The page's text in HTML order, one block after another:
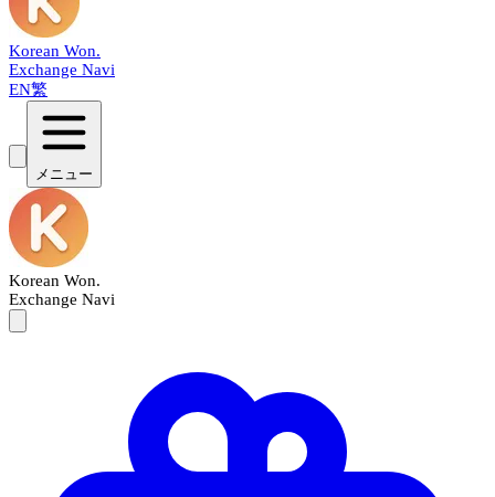
Korean Won.
Exchange Navi
EN繁
メニュー
Korean Won.
Exchange Navi